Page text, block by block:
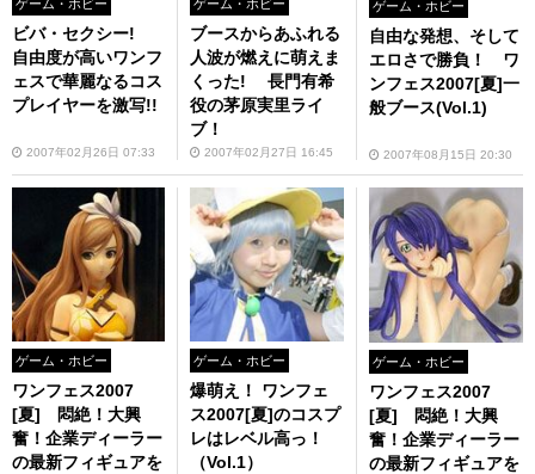
ゲーム・ホビー
ビバ・セクシー!
自由度が高いワンフ
ェスで華麗なるコス
プレイヤーを激写!!
2007年02月26日 07:33
ゲーム・ホビー
ブースからあふれる
人波が燃えに萌えま
くった! 長門有希
役の茅原実里ライ
ブ！
2007年02月27日 16:45
ゲーム・ホビー
自由な発想、そして
エロさで勝負！ ワ
ンフェス2007[夏]一
般ブース(Vol.1)
2007年08月15日 20:30
ゲーム・ホビー
ワンフェス2007
[夏] 悶絶！大興
奮！企業ディーラー
の最新フィギュアを
ゲーム・ホビー
爆萌え！ ワンフェ
ス2007[夏]のコスプ
レはレベル高っ！
（Vol.1）
ゲーム・ホビー
ワンフェス2007
[夏] 悶絶！大興
奮！企業ディーラー
の最新フィギュアを